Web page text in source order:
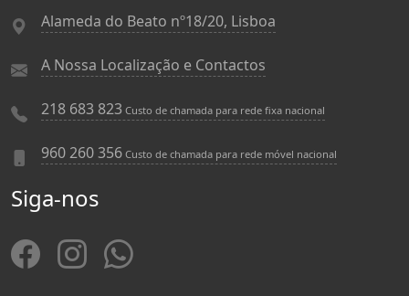
Alameda do Beato nº18/20, Lisboa
A Nossa Localização e Contactos
218 683 823 Custo de chamada para rede fixa nacional
960 260 356 Custo de chamada para rede móvel nacional
Siga-nos